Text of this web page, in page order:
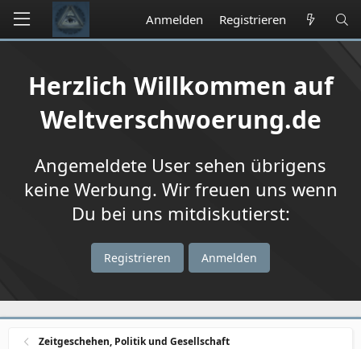
Anmelden Registrieren
Herzlich Willkommen auf
Weltverschwoerung.de
Angemeldete User sehen übrigens
keine Werbung. Wir freuen uns wenn
Du bei uns mitdiskutierst:
Registrieren Anmelden
Zeitgeschehen, Politik und Gesellschaft